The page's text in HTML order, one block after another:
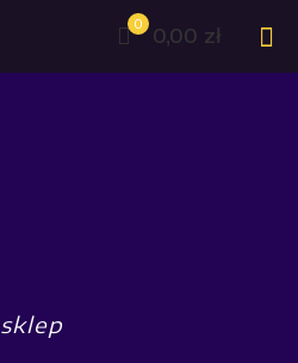
0
0,00 zł
sklep